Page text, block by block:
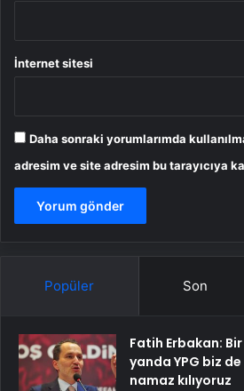
İnternet sitesi
Daha sonraki yorumlarımda
adresim ve site adresim bu tarayıcıya
Popüler Son
Fatih Erbakan:
yanda YPG biz
namaz kılıyoruz